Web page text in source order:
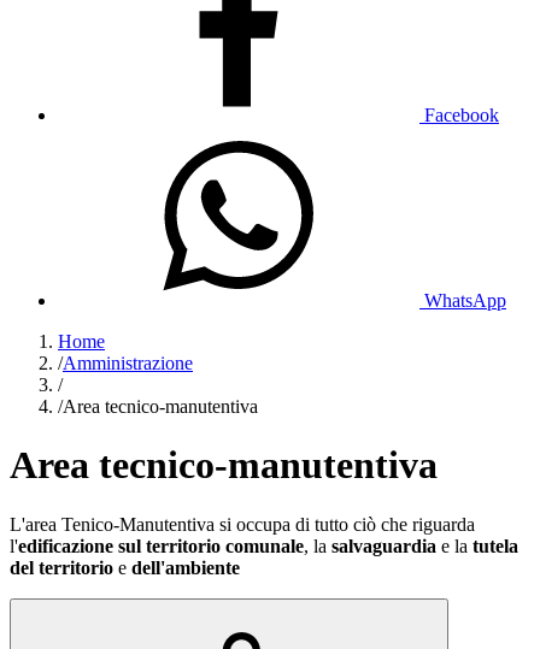
Facebook
WhatsApp
Home
/Amministrazione
/
/Area tecnico-manutentiva
Area tecnico-manutentiva
L'area Tenico-Manutentiva si occupa di tutto ciò che riguarda
l'edificazione sul territorio comunale, la salvaguardia e la tutela
del territorio e dell'ambiente